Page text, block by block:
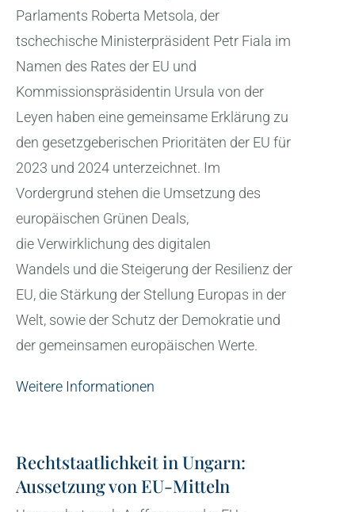
Parlaments Roberta Metsola, der
tschechische Ministerpräsident Petr Fiala im
Namen des Rates der EU und
Kommissionspräsidentin Ursula von der
Leyen haben eine gemeinsame Erklärung zu
den gesetzgeberischen Prioritäten der EU für
2023 und 2024 unterzeichnet. Im
Vordergrund stehen die Umsetzung des
europäischen Grünen Deals,
die Verwirklichung des digitalen
Wandels und die Steigerung der Resilienz der
EU, die Stärkung der Stellung Europas in der
Welt, sowie der Schutz der Demokratie und
der gemeinsamen europäischen Werte.
Weitere Informationen
Rechtstaatlichkeit in Ungarn:
Aussetzung von EU-Mitteln